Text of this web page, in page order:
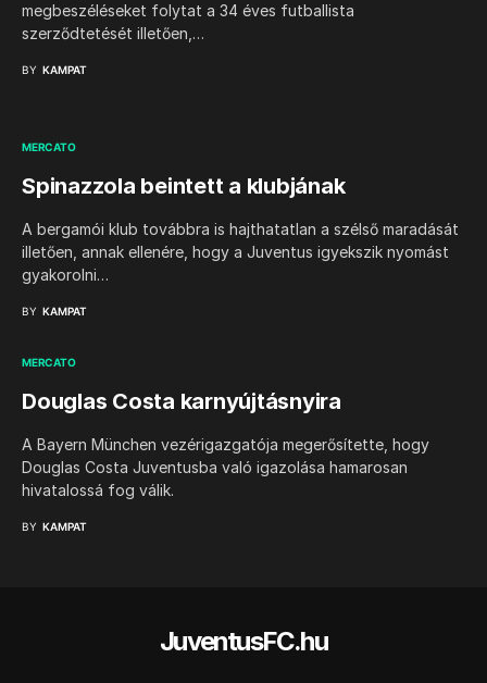
megbeszéléseket folytat a 34 éves futballista
szerződtetését illetően,…
BY KAMPAT
MERCATO
Spinazzola beintett a klubjának
A bergamói klub továbbra is hajthatatlan a szélső maradását
illetően, annak ellenére, hogy a Juventus igyekszik nyomást
gyakorolni…
BY KAMPAT
MERCATO
Douglas Costa karnyújtásnyira
A Bayern München vezérigazgatója megerősítette, hogy
Douglas Costa Juventusba való igazolása hamarosan
hivatalossá fog válik.
BY KAMPAT
JuventusFC.hu